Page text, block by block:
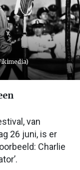
van
26 juni, is er
Charlie